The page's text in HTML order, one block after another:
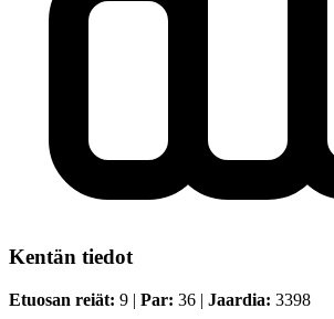
Kentän tiedot
Etuosan reiät: 9 | Par: 36 | Jaardia: 3398